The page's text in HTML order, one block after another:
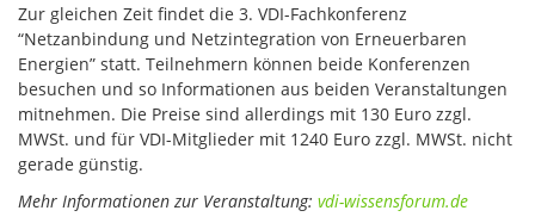
Zur gleichen Zeit findet die 3. VDI-Fachkonferenz
“Netzanbindung und Netzintegration von Erneuerbaren
Energien” statt. Teilnehmern können beide Konferenzen
besuchen und so Informationen aus beiden Veranstaltungen
mitnehmen. Die Preise sind allerdings mit 130 Euro zzgl.
MWSt. und für VDI-Mitglieder mit 1240 Euro zzgl. MWSt. nicht
gerade günstig.
Mehr Informationen zur Veranstaltung: vdi-wissensforum.de